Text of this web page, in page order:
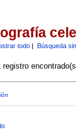
todo| Búsqueda
registro